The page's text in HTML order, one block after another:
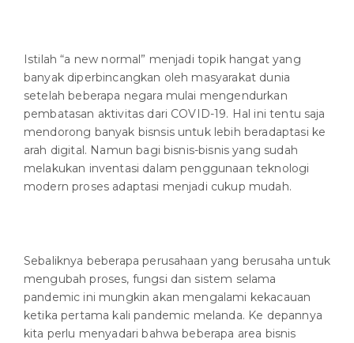
Istilah “a new normal” menjadi topik hangat yang
banyak diperbincangkan oleh masyarakat dunia
setelah beberapa negara mulai mengendurkan
pembatasan aktivitas dari COVID-19. Hal ini tentu saja
mendorong banyak bisnsis untuk lebih beradaptasi ke
arah digital. Namun bagi bisnis-bisnis yang sudah
melakukan inventasi dalam penggunaan teknologi
modern proses adaptasi menjadi cukup mudah.
Sebaliknya beberapa perusahaan yang berusaha untuk
mengubah proses, fungsi dan sistem selama
pandemic ini mungkin akan mengalami kekacauan
ketika pertama kali pandemic melanda. Ke depannya
kita perlu menyadari bahwa beberapa area bisnis